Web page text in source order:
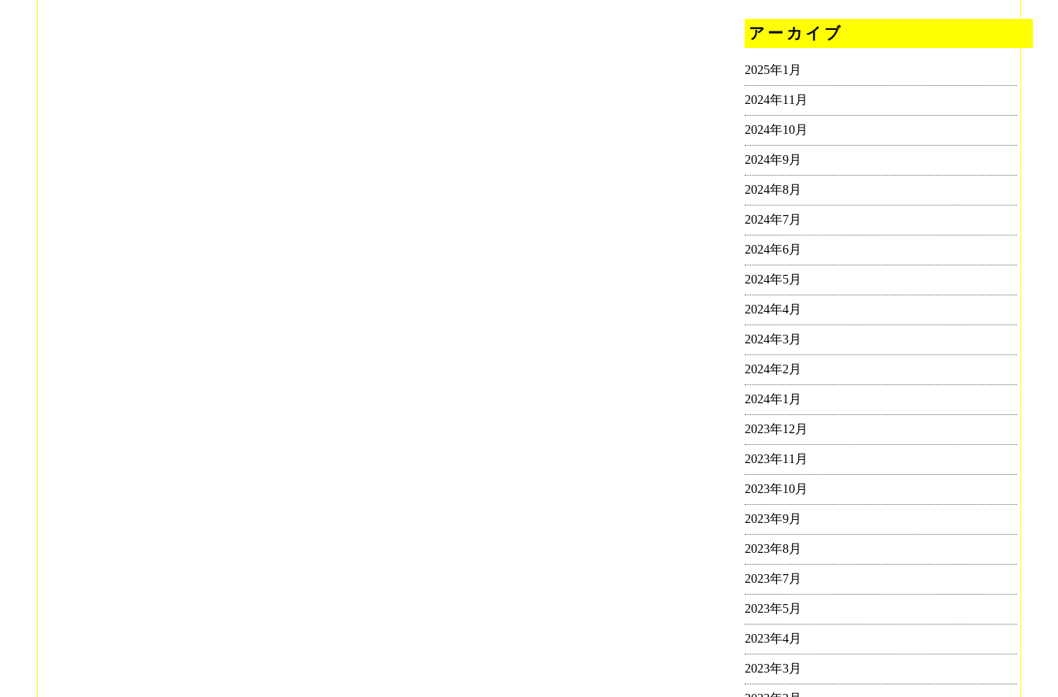
アーカイブ
2025年1月
2024年11月
2024年10月
2024年9月
2024年8月
2024年7月
2024年6月
2024年5月
2024年4月
2024年3月
2024年2月
2024年1月
2023年12月
2023年11月
2023年10月
2023年9月
2023年8月
2023年7月
2023年5月
2023年4月
2023年3月